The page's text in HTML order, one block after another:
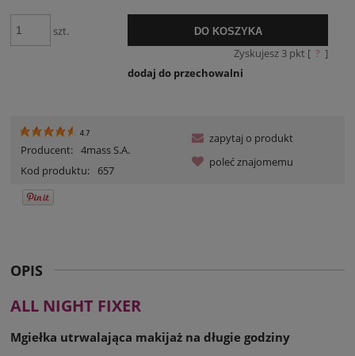
szt. DO KOSZYKA
Zyskujesz 3 pkt [ ? ]
dodaj do przechowalni
4.7
Producent: 4mass S.A.
Kod produktu:
657
zapytaj o produkt
poleć znajomemu
OPIS
ALL NIGHT FIXER
Mgiełka utrwalająca makijaż na długie godziny